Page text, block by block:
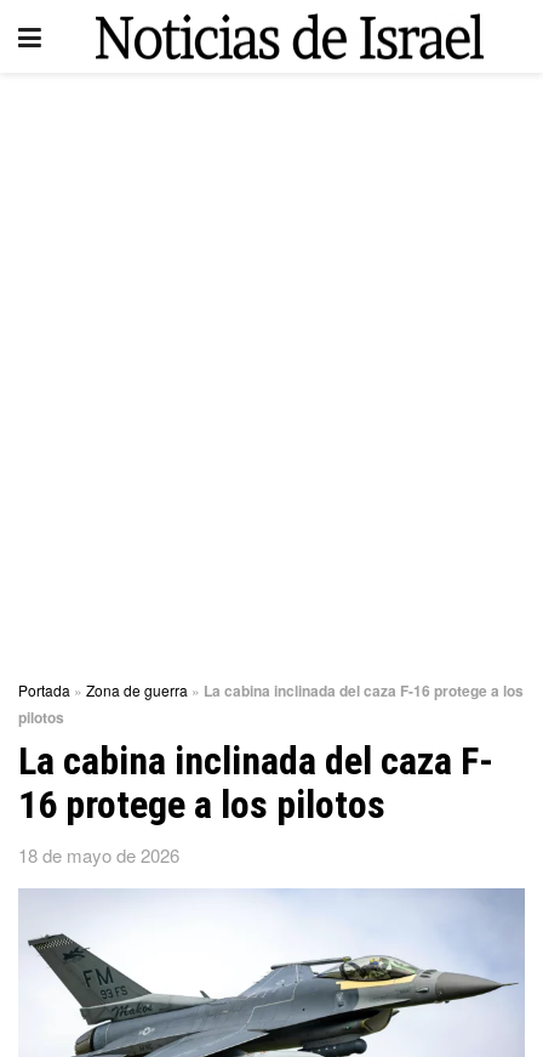
Portada » Zona de guerra » La cabina inclinada del caza F-16 protege a los
pilotos
La cabina inclinada del caza F-
16 protege a los pilotos
18 de mayo de 2026